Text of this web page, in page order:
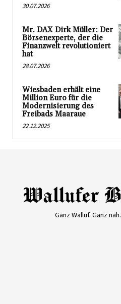
30.07.2026
Mr. DAX Dirk Müller: Der
Börsenexperte, der die
Finanzwelt revolutioniert
hat
28.07.2026
Wiesbaden erhält eine
Million Euro für die
Modernisierung des
Freibads Maaraue
22.12.2025
Ganz Walluf. Ganz nah.